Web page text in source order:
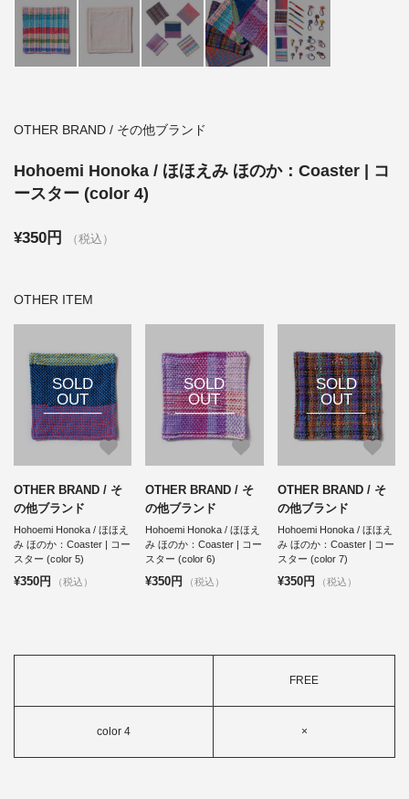
OTHER BRAND / その他ブランド
Hohoemi Honoka / ほほえみ ほのか：Coaster | コ
ースター (color 4)
¥350円 （税込）
OTHER ITEM
SOLD
OUT
OTHER BRAND / そ
の他ブランド
Hohoemi Honoka / ほほえ
み ほのか：Coaster | コー
スター (color 5)
¥350円 （税込）
SOLD
OUT
OTHER BRAND / そ
の他ブランド
Hohoemi Honoka / ほほえ
み ほのか：Coaster | コー
スター (color 6)
¥350円 （税込）
SOLD
OUT
OTHER BRAND / そ
の他ブランド
Hohoemi Honoka / ほほえ
み ほのか：Coaster | コー
スター (color 7)
¥350円 （税込）
FREE
color 4 ×